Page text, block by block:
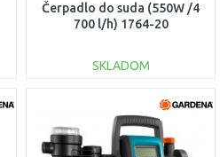
Čerpadlo do suda (550W /4
700 l/h) 1764-20
SKLADOM
DO KOŠÍKA
Porovnať